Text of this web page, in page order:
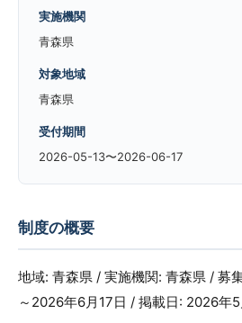
実施機関
青森県
対象地域
青森県
受付期間
2026-05-13〜2026-06-17
制度の概要
地域: 青森県 / 実施機関: 青森県 / 募
～2026年6月17日 / 掲載日: 2026年5